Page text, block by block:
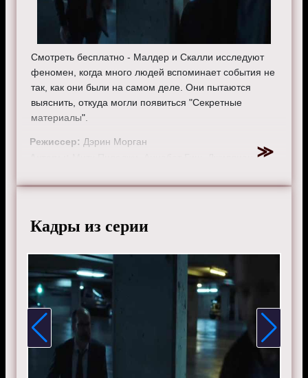
Смотреть бесплатно - Малдер и Скалли исследуют
феномен, когда много людей вспоминает события не
так, как они были на самом деле. Они пытаются
выяснить, откуда могли появиться "Секретные
материалы".
Режиссер: Дэрин Морган
телефоне, планшете, пк или телевизоре на сайте x-
Кадры из серии